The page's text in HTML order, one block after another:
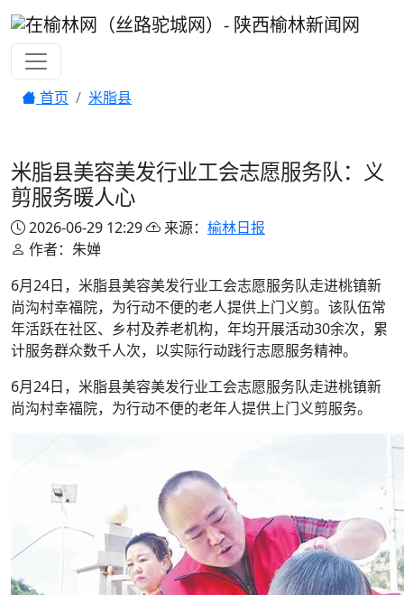
首页 米脂县
米脂县美容美发行业工会志愿服务队：义
剪服务暖人心
2026-06-29 12:29 来源： 榆林日报
作者：朱婵
6月24日，米脂县美容美发行业工会志愿服务队走进桃镇新
尚沟村幸福院，为行动不便的老人提供上门义剪。该队伍常
年活跃在社区、乡村及养老机构，年均开展活动30余次，累
计服务群众数千人次，以实际行动践行志愿服务精神。
6月24日，米脂县美容美发行业工会志愿服务队走进桃镇新
尚沟村幸福院，为行动不便的老年人提供上门义剪服务。